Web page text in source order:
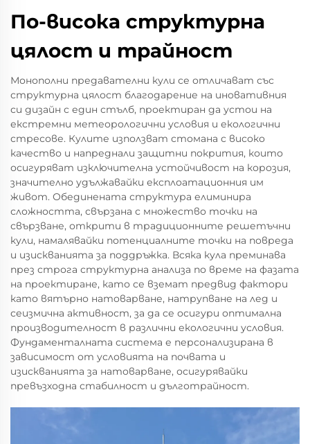
По-висока структурна
цялост и трайност
Монополни предавателни кули се отличават със
структурна цялост благодарение на иновативния
си дизайн с един стълб, проектиран да устои на
екстремни метеорологични условия и екологични
стресове. Кулите използват стомана с високо
качество и напреднали защитни покрития, които
осигуряват изключителна устойчивост на корозия,
значително удължавайки експлоатационния им
живот. Обединената структура елиминира
сложността, свързана с множество точки на
свързване, открити в традиционните решетъчни
кули, намалявайки потенциалните точки на повреда
и изискванията за поддръжка. Всяка кула преминава
през строга структурна анализа по време на фазата
на проектиране, като се вземат предвид фактори
като вятърно натоварване, натрупване на лед и
сеизмична активност, за да се осигури оптимална
производителност в различни екологични условия.
Фундаменталната система е персонализирана в
зависимост от условията на почвата и
изискванията за натоварване, осигурявайки
превъзходна стабилност и дълготрайност.